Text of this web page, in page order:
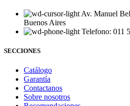
Av. Manuel
Buenos Aires
Telefono: 011
SECCIONES
Catálogo
Garantía
Contactanos
Sobre nosotros